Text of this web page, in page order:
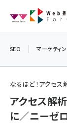
ン
seo
SEO マーケティ
なるほど！アクセス
アクセス解
に／ニーゼ